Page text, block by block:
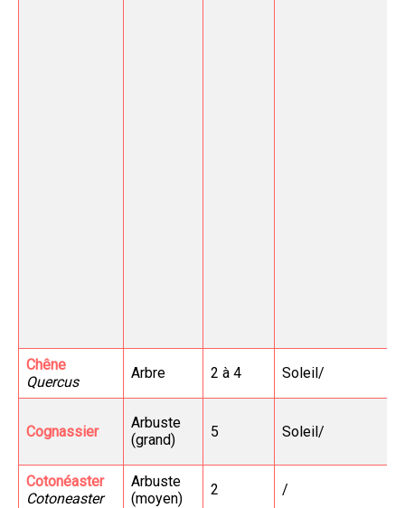
Chêne
Quercus
Arbre 2 à 4 Soleil/
Cognassier
Arbuste
(grand)
5 Soleil/
Cotonéaster
Cotoneaster
Arbuste
(moyen)
2 /